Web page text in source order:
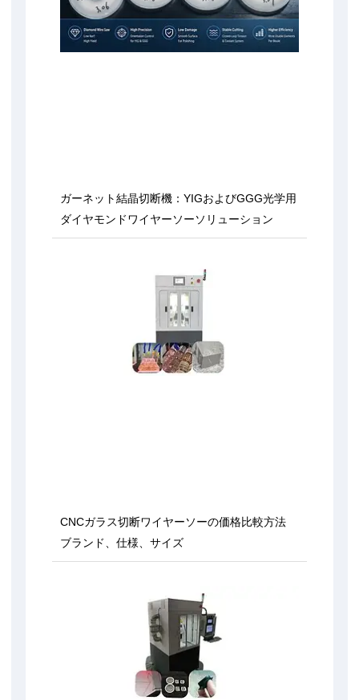
ガーネット結晶切断機：YIGおよびGGG光学用
ダイヤモンドワイヤーソーソリューション
CNCガラス切断ワイヤーソーの価格比較方法
ブランド、仕様、サイズ